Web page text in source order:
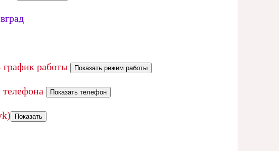
график работы Показать режим работы
Показать телефон
Показать